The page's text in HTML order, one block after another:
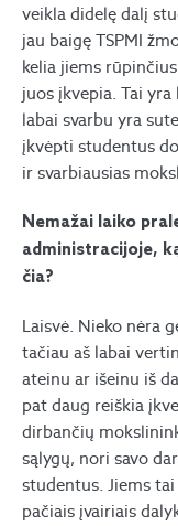
veikla didelę dalį
jau baigę TSPMI
kelia jiems
juos įkvepia. Tai
labai svarbu yra
įkvėpti studentus
ir svarbiausias
Nemažai laiko
administracijoje,
čia?
Laisvė. Nieko nėra
tačiau aš labai
ateinu ar išeinu iš
pat daug reiškia
dirbančių
sąlygų, nori savo
studentus. Jiems
pačiais įvairiais